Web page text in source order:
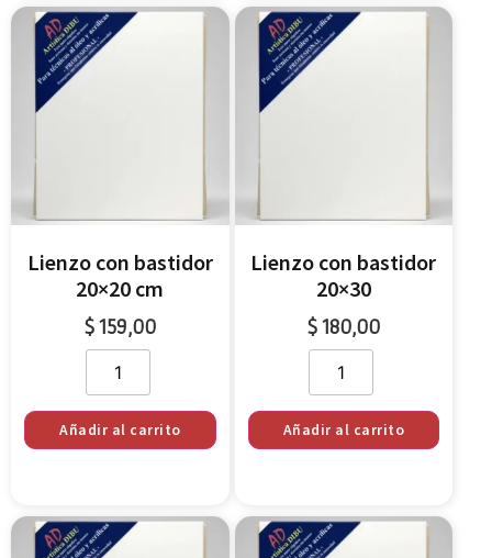
Lienzo con bastidor
20×20 cm
$159,00
Añadir al carrito
Lienzo con bastidor
20×30
$180,00
Añadir al carrito